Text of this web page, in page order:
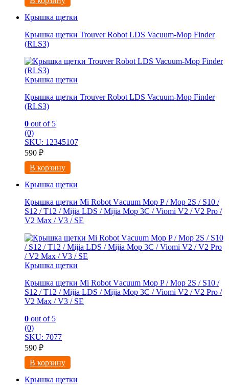
Крышка щетки
Крышка щетки Trouver Robot LDS Vacuum-Mop Finder
(RLS3)
Крышка щетки
Крышка щетки Trouver Robot LDS Vacuum-Mop Finder
(RLS3)
0 out of 5
(0)
SKU: 12345107
590 ₽
В корзину
Крышка щетки
Крышка щетки Mi Rоbot Vаcuum Mop P / Moр 2S / S10 /
S12 / Т12 / Мijiа LDS / Mijia Мop 3C / Viоmi V2 / V2 Рro /
V2 Maх / V3 / SE
Крышка щетки
Крышка щетки Mi Rоbot Vаcuum Mop P / Moр 2S / S10 /
S12 / Т12 / Мijiа LDS / Mijia Мop 3C / Viоmi V2 / V2 Рro /
V2 Maх / V3 / SE
0 out of 5
(0)
SKU: 7077
590 ₽
В корзину
Крышка щетки